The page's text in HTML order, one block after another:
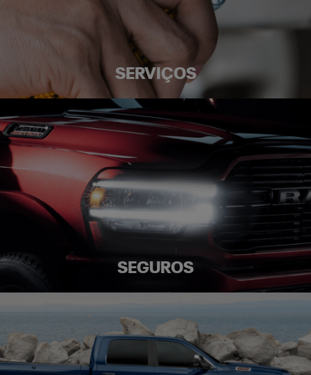
SERVIÇOS
SEGUROS